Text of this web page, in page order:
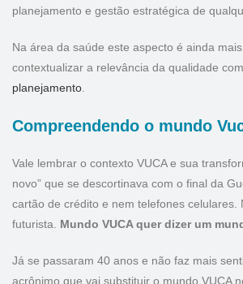
planejamento e gestão estratégica de
Na área da saúde este aspecto é ainda
contextualizar a relevância da qualidade
planejamento
Compreendendo o mundo
Vale lembrar o contexto VUCA e sua
novo” que se descortinava com o final da
cartão de crédito e nem telefones
futurista. Mundo VUCA quer dizer um
Já se passaram 40 anos e não faz mais
acrônimo que vai substituir o mundo VUCA